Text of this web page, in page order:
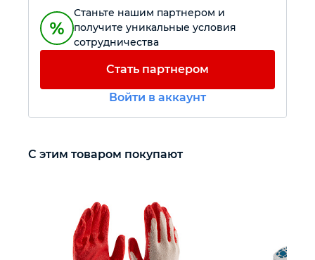
Автомобильный инструмент
Крепежный инструмент
Прочий инструмент
Станьте нашим партнером и
получите уникальные условия
сотрудничества
Стать партнером
Войти в аккаунт
С этим товаром покупают